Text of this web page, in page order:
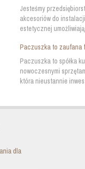
Jesteśmy
akcesoriów do
estetycznej
Paczuszka to zaufana
Paczuszka to spółka
nowoczesnymi
która nieustannie
dla